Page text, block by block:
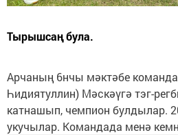
Тырышсаң була.
Арчаның 6нчы мәктәбе
Һидиятуллин) Мәскәүгә тэг-
катнашып, чемпион булдылар.
укучылар. Командада менә